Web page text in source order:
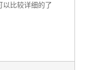
以比较详细的了